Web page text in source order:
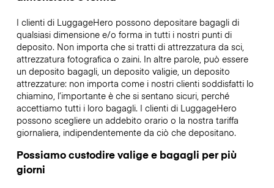
I clienti di LuggageHero possono depositare bagagli di
qualsiasi dimensione e/o forma in tutti i nostri punti di
deposito. Non importa che si tratti di attrezzatura da sci,
attrezzatura fotografica o zaini. In altre parole, può essere
un deposito bagagli, un deposito valigie, un deposito
attrezzature: non importa come i nostri clienti soddisfatti lo
chiamino, l’importante è che si sentano sicuri, perché
accettiamo tutti i loro bagagli. I clienti di LuggageHero
possono scegliere un addebito orario o la nostra tariffa
giornaliera, indipendentemente da ciò che depositano.
Possiamo custodire valige e bagagli per più
giorni